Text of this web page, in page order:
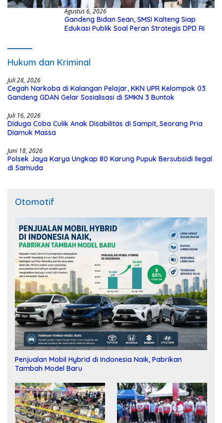
Agustus 6, 2026
Gandeng Bidan Sean, SMSI Kalteng Siap
Edukasi Publik Soal Peran Strategis DPD RI
Hukum dan Kriminal
Juli 28, 2026
Cegah Narkoba di Kalangan Pelajar, KKN UPR Kelompok 03
Gandeng GDAN Gelar Sosialisasi di SMKN 3 Buntok
Juli 16, 2026
Diduga Coba Culik Anak Disabilitas di Sampit, Seorang Pria
Diamuk Massa
Juni 18, 2026
Polsek Jaya Karya Ungkap 80 Karung Pupuk Bersubsidi Ilegal
di Samuda
Otomotif
Penjualan Mobil Hybrid di Indonesia Naik, Pabrikan
Tambah Model Baru